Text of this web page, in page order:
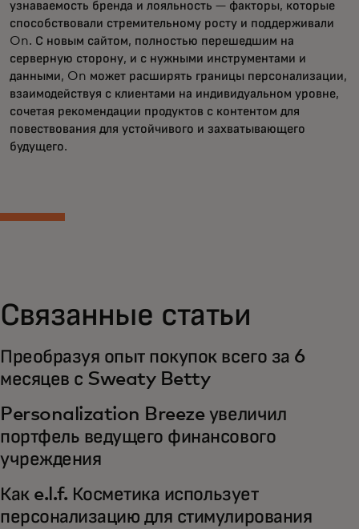
узнаваемость бренда и лояльность — факторы, которые
способствовали стремительному росту и поддерживали
On. С новым сайтом, полностью перешедшим на
серверную сторону, и с нужными инструментами и
данными, On может расширять границы персонализации,
взаимодействуя с клиентами на индивидуальном уровне,
сочетая рекомендации продуктов с контентом для
повествования для устойчивого и захватывающего
будущего.
Связанные статьи
Преобразуя опыт покупок всего за 6
месяцев с Sweaty Betty
Personalization Breeze увеличил
портфель ведущего финансового
учреждения
Как e.l.f. Косметика использует
персонализацию для стимулирования